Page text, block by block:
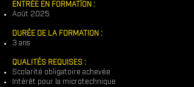
ENTRÉE EN FORMATÎON :
Août 2025
DURÉE DE LA FORMATION :
3 ans
QUALITÉS REQUISES :
Scolarité obligatoire achevée
Intérêt pour la microtechnique